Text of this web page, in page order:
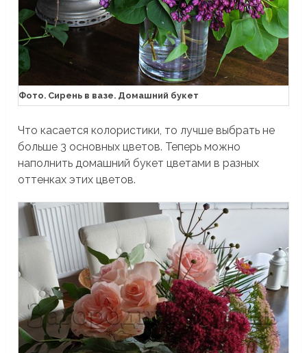
Фото. Сирень в вазе. Домашний букет
Что касается колористики, то лучше выбрать не
больше 3 основных цветов. Теперь можно
наполнить домашний букет цветами в разных
оттенках этих цветов.